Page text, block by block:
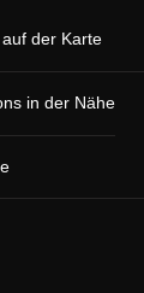
der Karte
in der Nähe